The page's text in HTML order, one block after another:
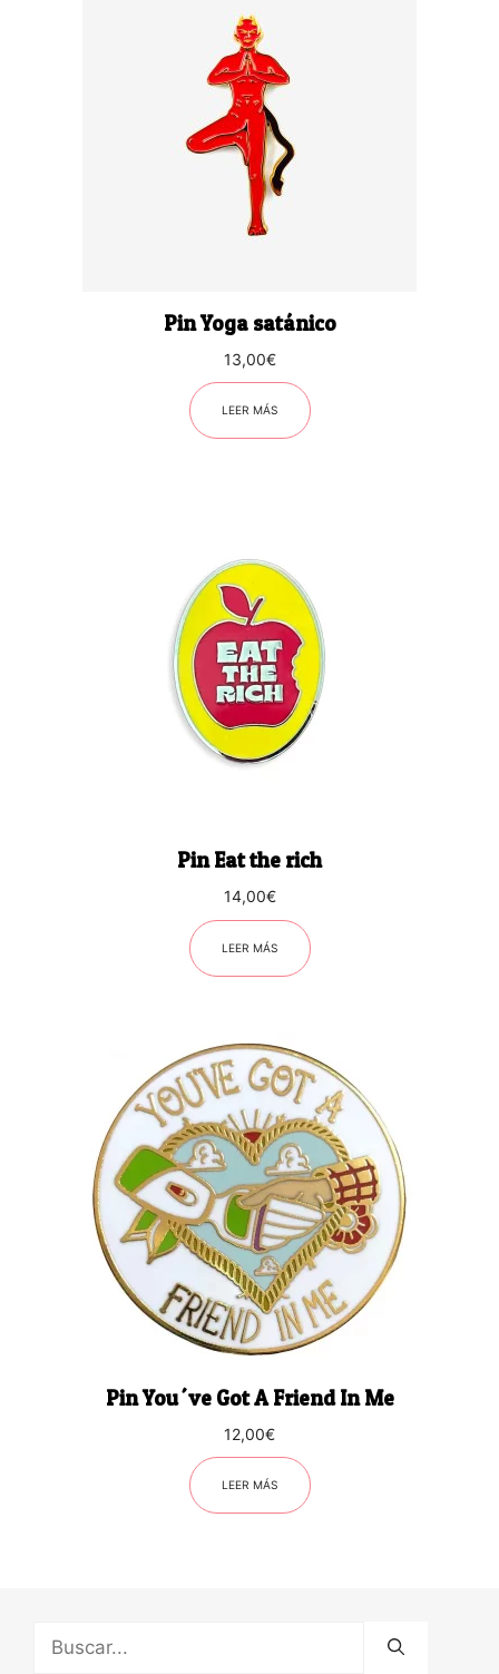
Pin Yoga satánico
13,00€
LEER MÁS
Pin Eat the rich
14,00€
LEER MÁS
Pin You´ve Got A Friend In Me
12,00€
LEER MÁS